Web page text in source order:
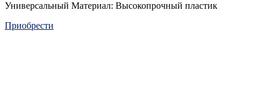
Универсальный Материал: Высокопрочный пластик
Приобрести